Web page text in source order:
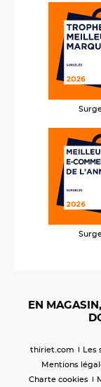
EN
thiriet.com Les
Mentions
Charte cookies